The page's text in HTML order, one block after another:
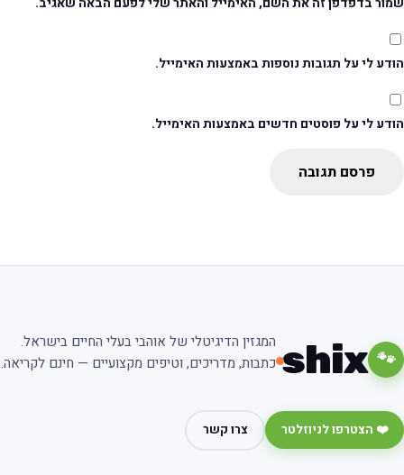
לי על תגובות נוספות באמצעות האימייל.
לי על פוסטים חדשים באמצעות האימייל.
פרסם תגובה
🐾
shix
המגזין הדיגיטלי של אוהבי בעלי החיים בישראל.
כתבות, מדריכים, וטיפים מקצועיים — חינם לקריאה.
❤️ הצטרפו לניוזלטר צרו קשר